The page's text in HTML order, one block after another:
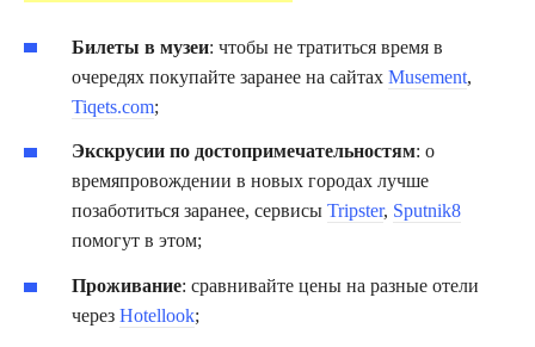
Билеты в музеи: чтобы не тратиться время в
очередях покупайте заранее на сайтах Musement,
Tiqets.com;
Экскрусии по достопримечательностям: о
времяпровождении в новых городах лучше
позаботиться заранее, сервисы Tripster, Sputnik8
помогут в этом;
Проживание: сравнивайте цены на разные отели
через Hotellook;